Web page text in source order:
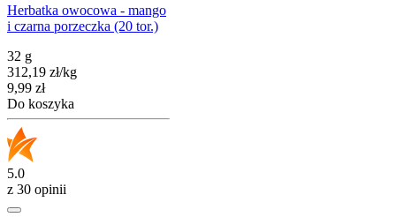
Herbatka owocowa - mango
i czarna porzeczka (20 tor.)
32 g
312,19 zł/kg
Cena
9,99 zł
Do koszyka
5.0
z 30 opinii